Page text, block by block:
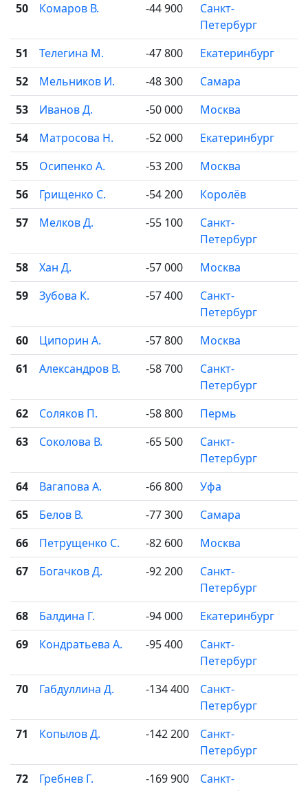
50
Комаров В. -44 900
Санкт-
Петербург
51
Телегина М. -47 800
Екатеринбург
52
Мельников И. -48 300
Самара
53
Иванов Д. -50 000
Москва
54
Матросова Н. -52 000
Екатеринбург
55
Осипенко А. -53 200
Москва
56
Грищенко С. -54 200
Королёв
57
Мелков Д. -55 100
Санкт-
Петербург
58
Хан Д. -57 000
Москва
59
Зубова К. -57 400
Санкт-
Петербург
60
Ципорин А. -57 800
Москва
61
Александров В. -58 700
Санкт-
Петербург
62
Соляков П. -58 800
Пермь
63
Соколова В. -65 500
Санкт-
Петербург
64
Вагапова А. -66 800
Уфа
65
Белов В. -77 300
Самара
66
Петрущенко С. -82 600
Москва
67
Богачков Д. -92 200
Санкт-
Петербург
68
Балдина Г. -94 000
Екатеринбург
69
Кондратьева А. -95 400
Санкт-
Петербург
70
Габдуллина Д. -134 400
Санкт-
Петербург
71
Копылов Д. -142 200
Санкт-
Петербург
72
Гребнев Г. -169 900
Санкт-